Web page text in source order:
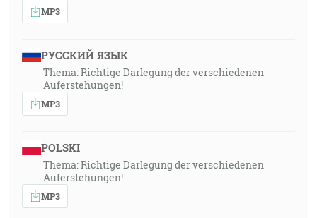
MP3
РУССКИЙ ЯЗЫК
Thema: Richtige Darlegung der verschiedenen
Auferstehungen!
MP3
POLSKI
Thema: Richtige Darlegung der verschiedenen
Auferstehungen!
MP3